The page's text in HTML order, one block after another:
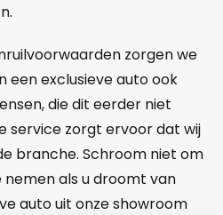
zorgen we
een exclusieve auto ook
die dit eerder niet
service zorgt ervoor dat wij
branche. Schroom niet om
als u droomt van
auto uit onze showroom